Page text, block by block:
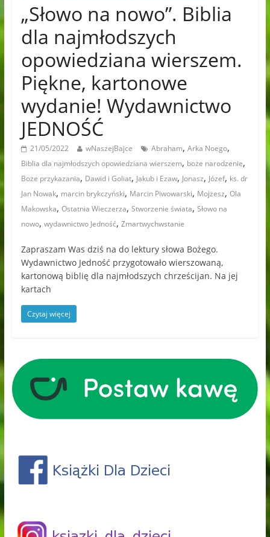
„Słowo na nowo”. Biblia
dla najmłodszych
opowiedziana wierszem.
Piękne, kartonowe
wydanie! Wydawnictwo
JEDNOŚĆ
21/05/2022 wNaszejBajce Abraham, Arka Noego,
Biblia dla najmłodszych opowiedziana wierszem, boże narodzenie,
Boże przykazania, Dawid i Goliat, Jakub i Ezaw, Jonasz, Józef, ks. dr
Jan Nowak, marcin brykczyński, Marcin Piwowarski, Mojżesz, Ola
Makowska, Ostatnia Wieczerza, Stworzenie świata, Słowo na
nowo, wydawnictwo Jedność, Zmartwychwstanie
Zapraszam Was dziś na do lektury słowa Bożego.
Wydawnictwo Jedność przygotowało wierszowaną,
kartonową biblię dla najmłodszych chrześcijan. Na jej
kartach
Czytaj więcej